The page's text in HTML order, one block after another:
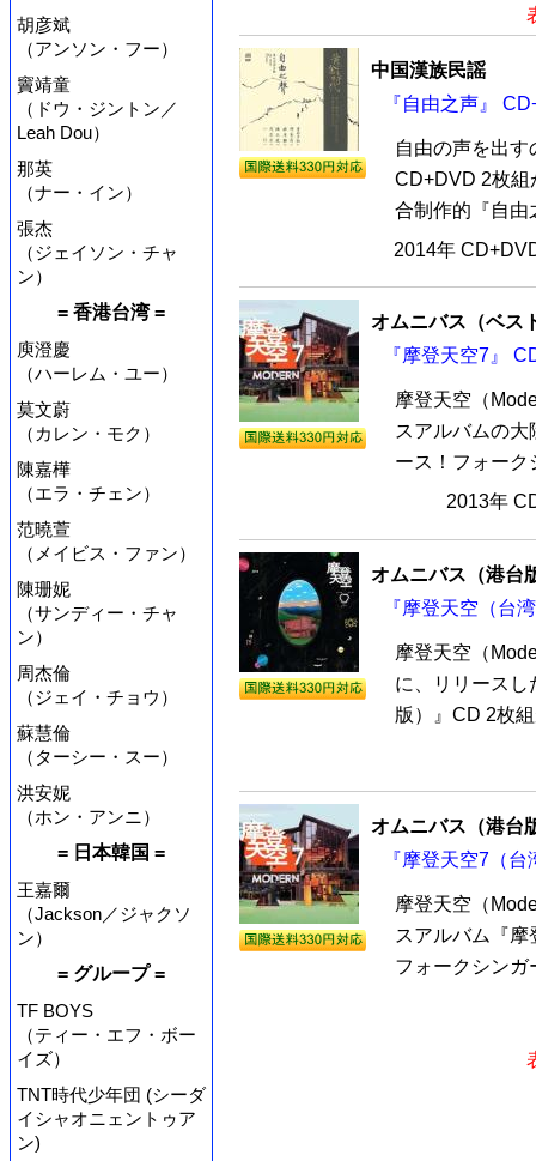
胡彦斌
（アンソン・フー）
竇靖童
（ドウ・ジントン／
Leah Dou）
那英
（ナー・イン）
張杰
（ジェイソン・チャ
ン）
= 香港台湾 =
庾澄慶
（ハーレム・ユー）
莫文蔚
（カレン・モク）
陳嘉樺
（エラ・チェン）
范曉萱
（メイビス・ファン）
陳珊妮
（サンディー・チャ
ン）
周杰倫
（ジェイ・チョウ）
蘇慧倫
（ターシー・スー）
洪安妮
（ホン・アンニ）
= 日本韓国 =
王嘉爾
（Jackson／ジャクソ
ン）
= グループ =
TF BOYS
（ティー・エフ・ボー
イズ）
TNT時代少年団 (シーダ
イシャオニェントゥア
ン)
中国漢族民謡
『自由之声』
自由の声を出
CD+DVD 2枚組
合制作的『自由
2014年
オムニバス（ベス
『摩登天空7』
摩登天空（
スアルバムの大
ース！フォーク
2013年
オムニバス（港台
『摩登天空（台
摩登天空（
に、リリースし
版）』CD 2枚
オムニバス（港台
『摩登天空7（
摩登天空（
スアルバム『
フォークシンガ